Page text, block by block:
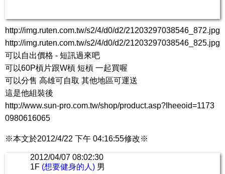
http://img.ruten.com.tw/s2/4/d0/d2/21203297038546_872.jpg
http://img.ruten.com.tw/s2/4/d0/d2/21203297038546_825.jpg
可以自出價格 - 短訊過來吧
可以60P槓片跟W槓 短槓 一起買喔
可以分售 高雄可自取 其他地區可運送
這是他組裝後
http://www.sun-pro.com.tw/shop/product.asp?Iheeoid=1173
0980616065
※本文於2012/4/22 下午 04:16:55修改※
2012/04/07 08:02:30
1F (想要健身的人) 男